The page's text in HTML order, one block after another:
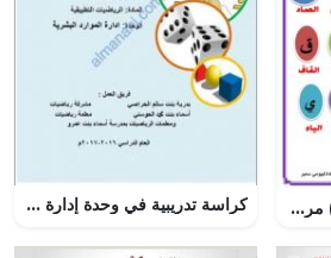
مذكرة تأسيس (لغة عربية) مرحلة ابتدائية كراسة تدريبية في وحدة إدارة الموارد البشرية (رياضيات تطبيقية) الثاني عشر